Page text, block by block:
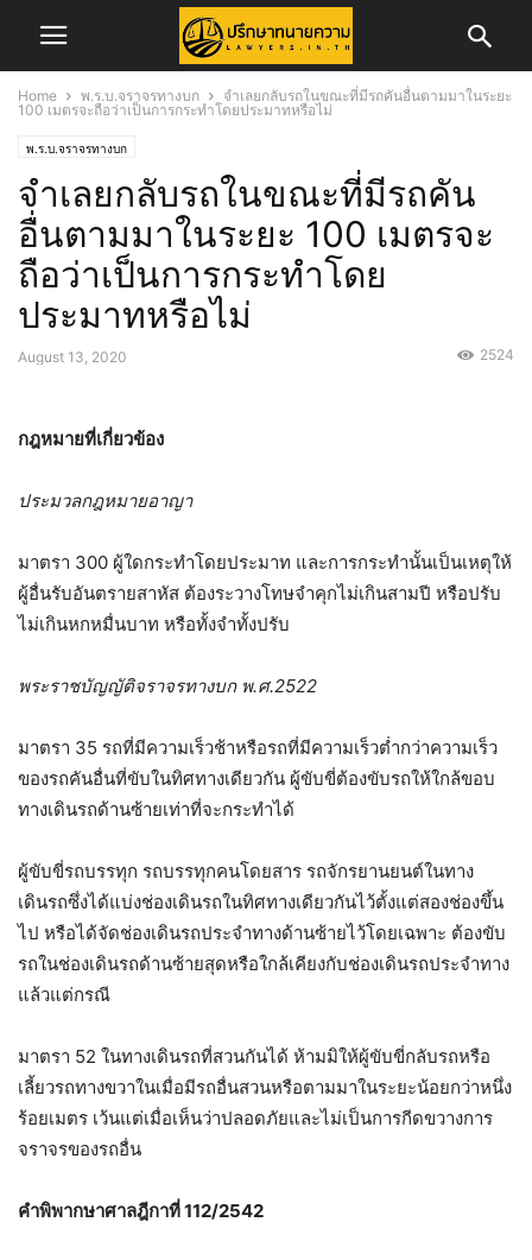
Home พ.ร.บ.จราจรทางบก
จำเลยกลับรถในขณะที่มีรถคันอื่นตามมาในระยะ
100 เมตรจะถือว่าเป็นการกระทำโดยประมาทหรือไม่
พ.ร.บ.จราจรทางบก
จำเลยกลับรถในขณะที่มีรถคัน
อื่นตามมาในระยะ 100 เมตรจะ
ถือว่าเป็นการกระทำโดย
ประมาทหรือไม่
August 13, 2020 2524
กฎหมายที่เกี่ยวข้อง
ประมวลกฎหมายอาญา
มาตรา 300 ผู้ใดกระทำโดยประมาท และการกระทำนั้นเป็นเหตุให้
ผู้อื่นรับอันตรายสาหัส ต้องระวางโทษจำคุกไม่เกินสามปี หรือปรับ
ไม่เกินหกหมื่นบาท หรือทั้งจำทั้งปรับ
พระราชบัญญัติจราจรทางบก พ.ศ.2522
มาตรา 35 รถที่มีความเร็วช้าหรือรถที่มีความเร็วต่ำกว่าความเร็ว
ของรถคันอื่นที่ขับในทิศทางเดียวกัน ผู้ขับขี่ต้องขับรถให้ใกล้ขอบ
ทางเดินรถด้านซ้ายเท่าที่จะกระทำได้
ผู้ขับขี่รถบรรทุก รถบรรทุกคนโดยสาร รถจักรยานยนต์ในทาง
เดินรถซึ่งได้แบ่งช่องเดินรถในทิศทางเดียวกันไว้ตั้งแต่สองช่องขึ้น
ไป หรือได้จัดช่องเดินรถประจำทางด้านซ้ายไว้โดยเฉพาะ ต้องขับ
รถในช่องเดินรถด้านซ้ายสุดหรือใกล้เคียงกับช่องเดินรถประจำทาง
แล้วแต่กรณี
มาตรา 52 ในทางเดินรถที่สวนกันได้ ห้ามมิให้ผู้ขับขี่กลับรถหรือ
เลี้ยวรถทางขวาในเมื่อมีรถอื่นสวนหรือตามมาในระยะน้อยกว่าหนึ่ง
ร้อยเมตร เว้นแต่เมื่อเห็นว่าปลอดภัยและไม่เป็นการกีดขวางการ
จราจรของรถอื่น
คำพิพากษาศาลฎีกาที่ 112/2542